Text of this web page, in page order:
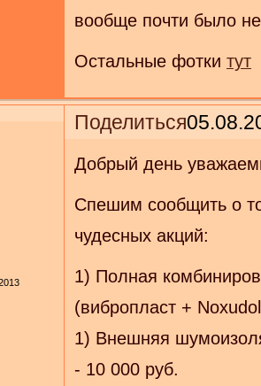
вообще почти было
Остальные фоткитут
Поделиться
Добрый день
Спешим сообщить о
чудесных акций:
1) Полная
(вибропласт +
1) Внешняя
- 10 000 руб.